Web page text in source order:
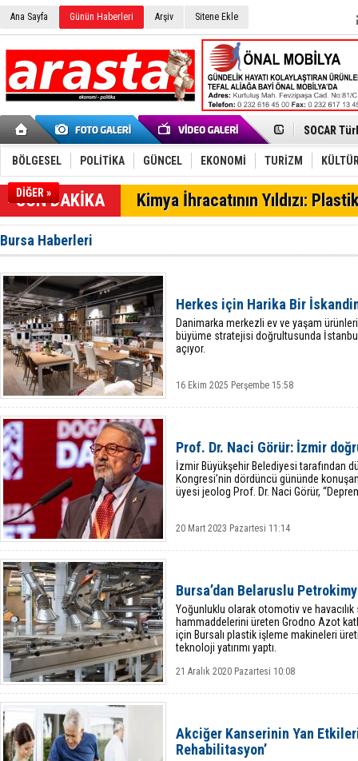
Ana Sayfa Günün Haberleri Arşiv Sitene Ekle
Aliağa'da
Alto,
Aliağa-
Yaz
Petrol-İş
Tüpraş
Aliağa,
taçlandırdı
Kimya
Aliağa'da
BÖLGESEL POLİTİKA GÜNCEL EKONOMİ TURİZM
DİĞER »
SON DAKİKA Kimya İhracatının Yıldızı:
Bursa Haberleri
Herkes için Harika Bir
Danimarka merkezli ev ve yaşam
büyüme stratejisi doğrultusunda İstanbul
açıyor.
16 Ekim 2025 Perşembe 15:58
Prof. Dr. Naci Görür: İzmir
İzmir Büyükşehir Belediyesi tarafından
Kongresi’nin dördüncü gününde
üyesi jeolog Prof. Dr. Naci Görür,
20 Mart 2023 Pazartesi 11:14
Bursa’dan Belaruslu
Yoğunluklu olarak otomotiv ve
hammaddelerini üreten Grodno Azot
için Bursalı plastik işleme makineleri
teknoloji yatırımı yaptı.
21 Aralık 2020 Pazartesi 10:08
Akciğer Kanserinin Yan
Rehabilitasyon’